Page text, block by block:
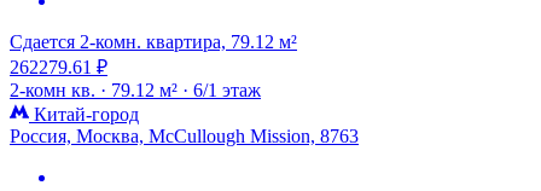
Сдается 2-комн. квартира, 79.12 м²
262279.61 ₽
2-комн кв. · 79.12 м² · 6/1 этаж
Китай-город
Россия, Москва, McCullough Mission, 8763